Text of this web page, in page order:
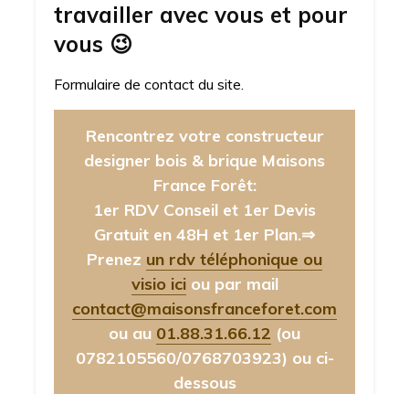
travailler avec vous et pour
vous 😉
Formulaire de contact du site.
Rencontrez votre constructeur
designer bois & brique Maisons
France Forêt:
1er RDV Conseil et 1er Devis
Gratuit en 48H et 1er Plan.⇒
Prenez un rdv téléphonique ou
visio iciou par mail
contact@maisonsfranceforet.com
ou au 01.88.31.66.12 (ou
0782105560/0768703923) ou ci-
dessous